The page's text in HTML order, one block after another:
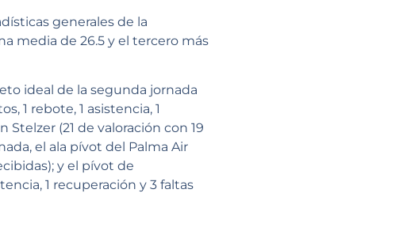
generales de la
media de 26.5 y el tercero más
ideal de la segunda jornada
1 rebote, 1 asistencia, 1
(21 de valoración con 19
el ala pívot del Palma Air
y el pívot de
1 recuperación y 3 faltas